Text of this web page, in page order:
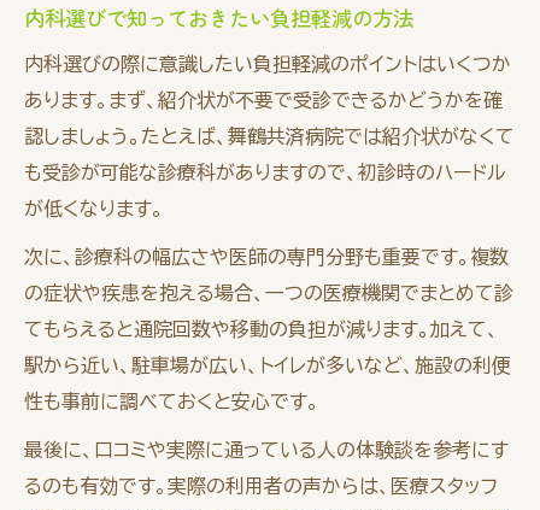
内科選びで知っておきたい負担軽減の方法
内科選びの際に意識したい負担軽減のポイントはいくつか
あります。まず、紹介状が不要で受診できるかどうかを確
認しましょう。たとえば、舞鶴共済病院では紹介状がなくて
も受診が可能な診療科がありますので、初診時のハードル
が低くなります。
次に、診療科の幅広さや医師の専門分野も重要です。複数
の症状や疾患を抱える場合、一つの医療機関でまとめて診
てもらえると通院回数や移動の負担が減ります。加えて、
駅から近い、駐車場が広い、トイレが多いなど、施設の利便
性も事前に調べておくと安心です。
最後に、口コミや実際に通っている人の体験談を参考にす
るのも有効です。実際の利用者の声からは、医療スタッフ